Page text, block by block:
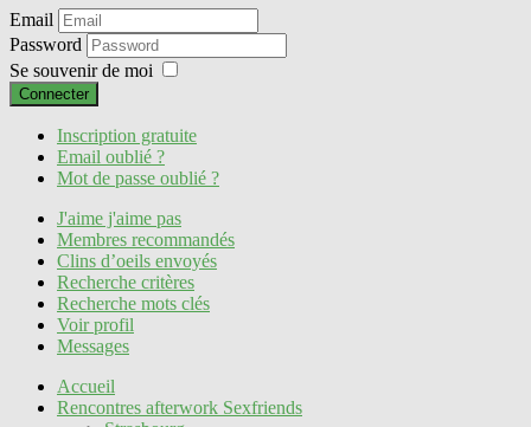
Email
Password
Se souvenir de moi
Connecter
Inscription gratuite
Email oublié ?
Mot de passe oublié ?
J'aime j'aime pas
Membres recommandés
Clins d’oeils envoyés
Recherche critères
Recherche mots clés
Voir profil
Messages
Accueil
Rencontres afterwork Sexfriends